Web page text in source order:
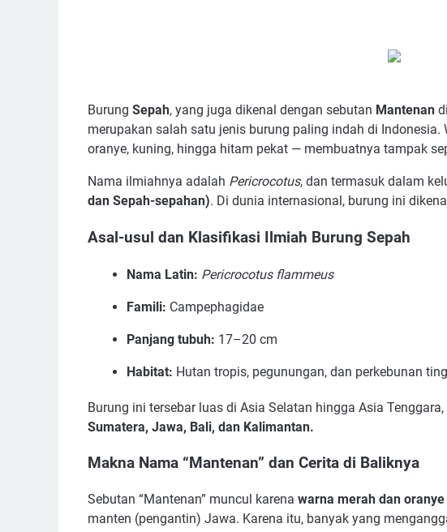
Burung Sepah, yang juga dikenal dengan sebutan Mantenan
merupakan salah satu jenis burung paling indah di
oranye, kuning, hingga hitam pekat — membuatnya tampak
Nama ilmiahnya adalah Pericrocotus, dan termasuk dalam
dan Sepah-sepahan). Di dunia internasional, burung ini
Asal-usul dan Klasifikasi Ilmiah Burung Sepah
Nama Latin: Pericrocotus flammeus
Famili: Campephagidae
Panjang tubuh: 17–20 cm
Habitat: Hutan tropis, pegunungan, dan perkebunan
Burung ini tersebar luas di Asia Selatan hingga Asia
Sumatera, Jawa, Bali, dan Kalimantan.
Makna Nama “Mantenan” dan Cerita di Baliknya
Sebutan “Mantenan” muncul karena warna merah dan
manten (pengantin) Jawa. Karena itu, banyak yang